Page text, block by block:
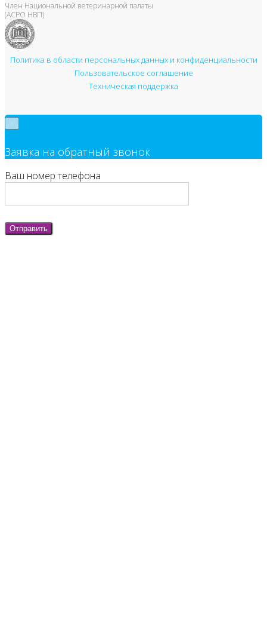
Член Национальной ветеринарной палаты
(АСРО НВП)
Политика в области персональных данных и конфиденциальности
Пользовательское соглашение
Техническая поддержка
Заявка на обратный звонок
Ваш номер телефона
Отправить